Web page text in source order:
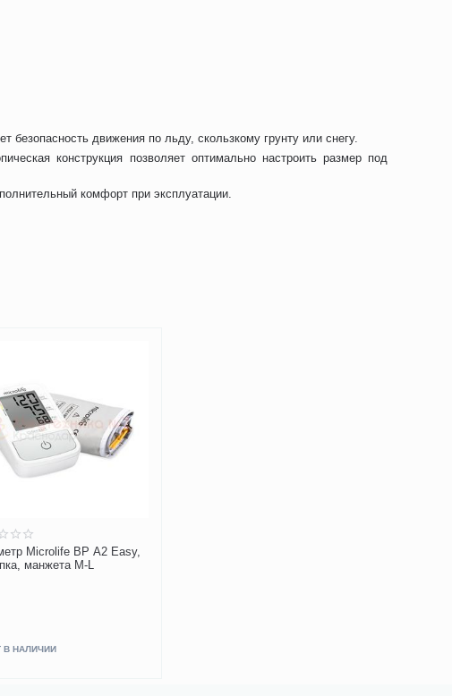
движения по льду, скользкому грунту или снегу.
конструкция позволяет оптимально настроить размер под
комфорт при эксплуатации.
Microlife BP A2 Easy,
манжета M-L
В НАЛИЧИИ